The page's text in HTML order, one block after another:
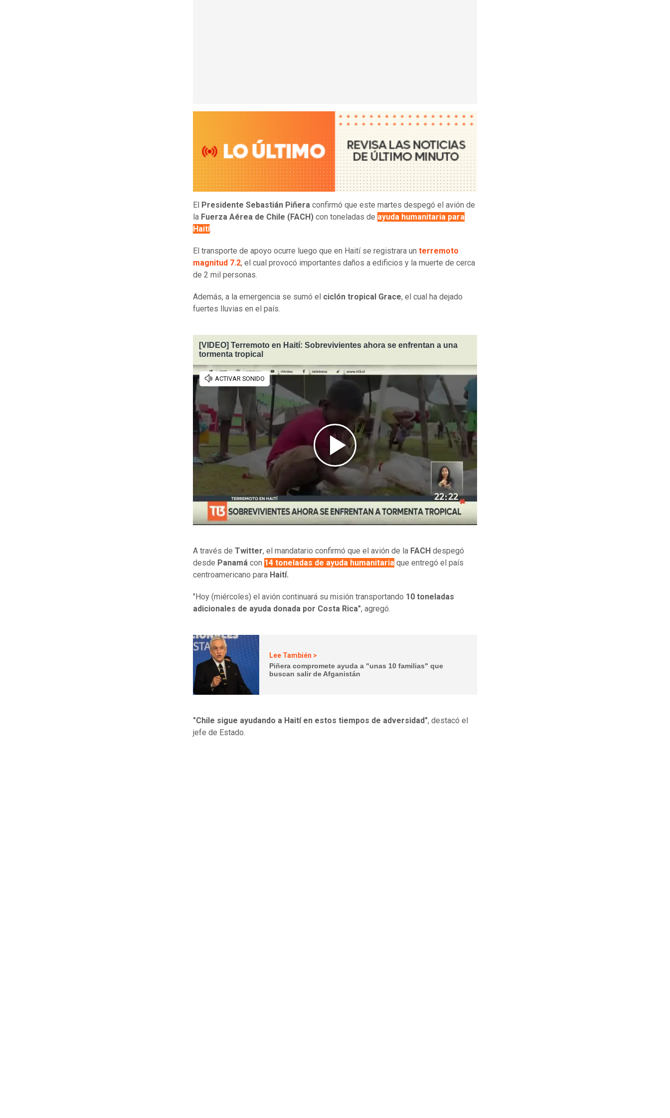
El Presidente Sebastián Piñera confirmó que este martes despegó el avión de
la Fuerza Aérea de Chile (FACH) con toneladas de ayuda humanitaria para
Haití.
El transporte de apoyo ocurre luego que en Haití se registrara un terremoto
magnitud 7.2, el cual provocó importantes daños a edificios y la muerte de cerca
de 2 mil personas.
Además, a la emergencia se sumó el ciclón tropical Grace, el cual ha dejado
fuertes lluvias en el país.
[VIDEO] Terremoto en Haití: Sobrevivientes ahora se enfrentan a una
tormenta tropical
A través de Twitter, el mandatario confirmó que el avión de la FACH despegó
desde Panamá con 14 toneladas de ayuda humanitaria que entregó el país
centroamericano para Haití.
"Hoy (miércoles) el avión continuará su misión transportando 10 toneladas
adicionales de ayuda donada por Costa Rica", agregó.
Lee También >
Piñera compromete ayuda a "unas 10 familias" que
buscan salir de Afganistán
"Chile sigue ayudando a Haití en estos tiempos de adversidad", destacó el
jefe de Estado.